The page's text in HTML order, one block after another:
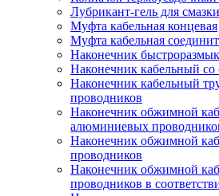
Лубрикант-гель для
Муфта кабельная концевая
Муфта кабельная
Наконечник
Наконечник кабельный
Наконечник кабельный
проводников
Наконечник обжимной
алюминиевых
Наконечник обжимной
проводников
Наконечник обжимной
проводников в